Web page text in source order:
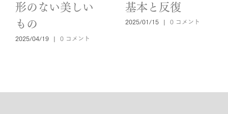
形のない美しい
もの
2025/04/19 | 0 コメント
基本と反復
2025/01/15 | 0 コメント